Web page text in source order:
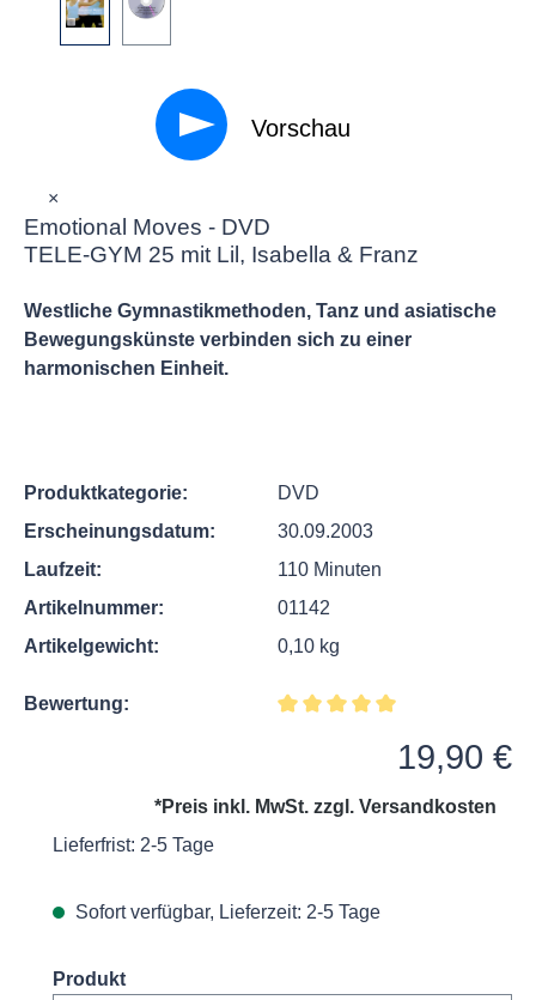
Vorschau
×
Emotional Moves - DVD
TELE-GYM 25 mit Lil, Isabella & Franz
Westliche Gymnastikmethoden, Tanz und asiatische
Bewegungskünste verbinden sich zu einer
harmonischen Einheit.
Produktkategorie:
DVD
Erscheinungsdatum:
30.09.2003
Laufzeit:
110 Minuten
Artikelnummer:
01142
Artikelgewicht:
0,10 kg
Bewertung:
19,90 €
*Preis inkl. MwSt. zzgl. Versandkosten
Lieferfrist: 2-5 Tage
Sofort verfügbar, Lieferzeit: 2-5 Tage
Select
Produkt